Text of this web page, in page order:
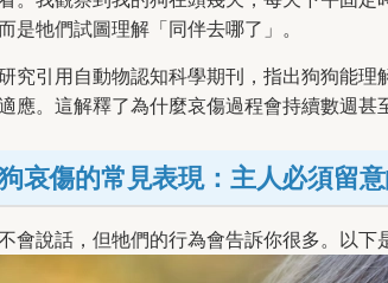
是牠們試圖理解「同伴去哪了」。
究引用自動物認知科學期刊，指出狗狗能
應。這解釋了為什麼哀傷過程會持續數週甚
哀傷的常見表現：主人必須留
會說話，但牠們的行為會告訴你很多。以下